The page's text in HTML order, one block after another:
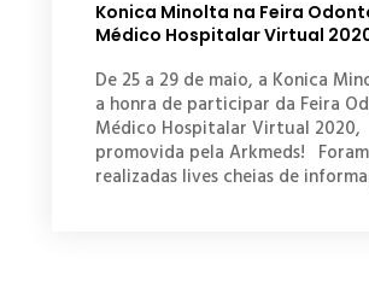
Konica Minolta na Feira
Médico Hospitalar Virtual
De 25 a 29 de maio, a Konica
a honra de participar da Feira
Médico Hospitalar Virtual 2020,
promovida pela Arkmeds!⠀Foram
realizadas lives cheias de